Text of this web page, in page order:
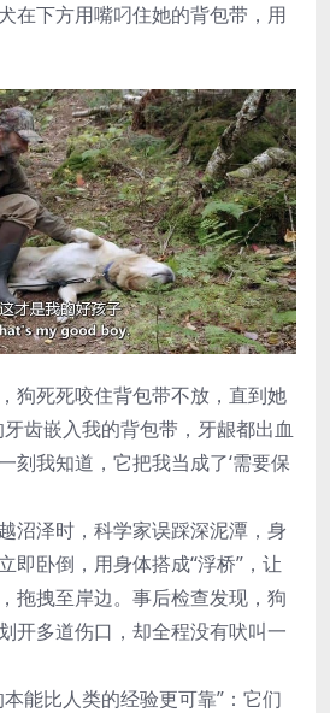
在下方用嘴叼住她的背包带，用
狗死死咬住背包带不放，直到她
齿嵌入我的背包带，牙龈都出血
刻我知道，它把我当成了‘需要保
沼泽时，科学家误踩深泥潭，身
即卧倒，用身体搭成“浮桥”，让
拖拽至岸边。事后检查发现，狗
开多道伤口，却全程没有吠叫一
能比人类的经验更可靠”：它们